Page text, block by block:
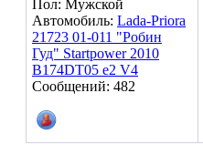
Пол: Мужской
Автомобиль: Lada-Priora
21723 01-011 "Робин
Гуд" Startpower 2010
B174DT05 e2 V4
Сообщений: 482